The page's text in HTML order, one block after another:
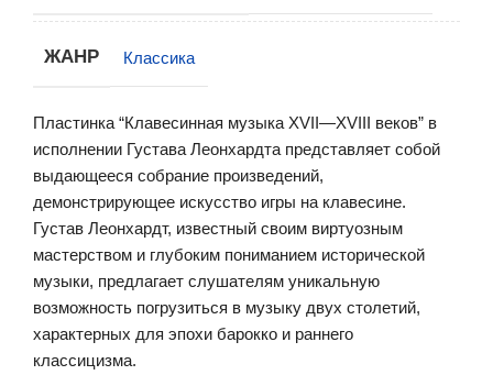
ЖАНР Классика
Пластинка “Клавесинная музыка XVII—XVIII веков” в
исполнении Густава Леонхардта представляет собой
выдающееся собрание произведений,
демонстрирующее искусство игры на клавесине.
Густав Леонхардт, известный своим виртуозным
мастерством и глубоким пониманием исторической
музыки, предлагает слушателям уникальную
возможность погрузиться в музыку двух столетий,
характерных для эпохи барокко и раннего
классицизма.